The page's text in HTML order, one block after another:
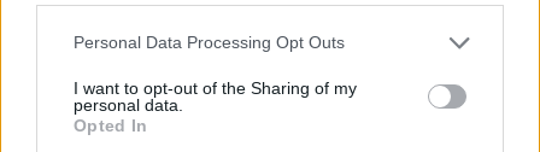
Please note that this website/app uses one or more Google
not limited to your visit or usage behaviour. You may click to
grant or deny consent to Google and its third-party tags to
use your data for below specified purposes in below Google
Personal Data Processing Opt Outs
I want to opt-out of the Sharing of my
personal data.
Opted In
„Fulladoztunk a családnak köszönhetően,
amibe beleszülettünk”